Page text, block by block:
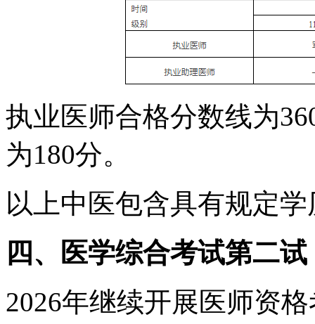
执业医师合格分数线为
为180分。
以上中医包含具有规定
四、
医学综合考试第二试
2026年继续开展医师资